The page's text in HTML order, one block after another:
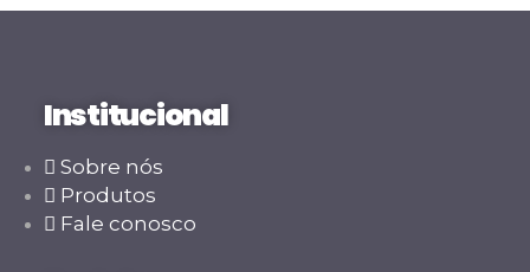
Institucional
Sobre nós
Produtos
Fale conosco